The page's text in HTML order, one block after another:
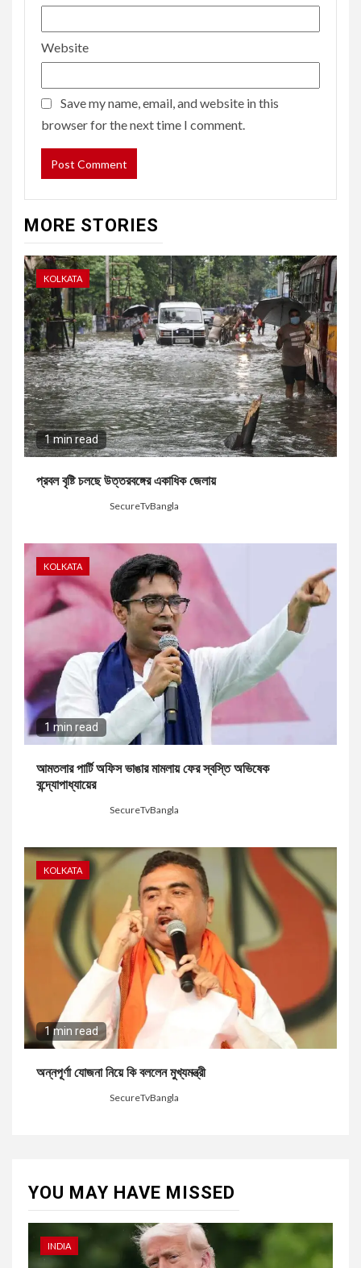
Website
Save my name, email, and website in this
browser for the next time I comment.
MORE STORIES
KOLKATA
1 min read
প্রবল বৃষ্টি চলছে উত্তরবঙ্গের একাধিক জেলায়
SecureTvBangla
KOLKATA
1 min read
আমতলার পার্টি অফিস ভাঙার মামলায় ফের স্বস্তি অভিষেক
বন্দ্যোপাধ্যায়ের
SecureTvBangla
KOLKATA
1 min read
অন্নপূর্ণা যোজনা নিয়ে কি বললেন মুখ্যমন্ত্রী
SecureTvBangla
YOU MAY HAVE MISSED
INDIA